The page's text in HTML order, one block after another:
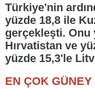
Türkiye'nin
yüzde 18,8 ile
gerçekleşti. Onu
Hırvatistan ve
yüzde 15,3'le
EN ÇOK GÜNEY